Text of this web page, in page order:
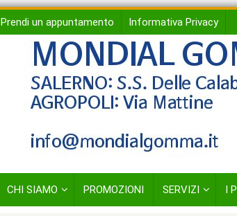
Prendi un appuntamento Informativa Privacy
CHI SIAMO PROMOZIONI SERVIZI I